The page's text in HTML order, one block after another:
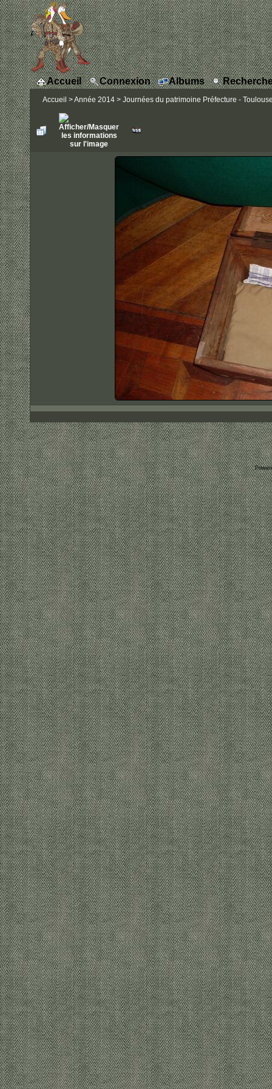
Accueil Connexion Albums
Accueil >Année 2014 > Journées du patrimoine Préfecture -